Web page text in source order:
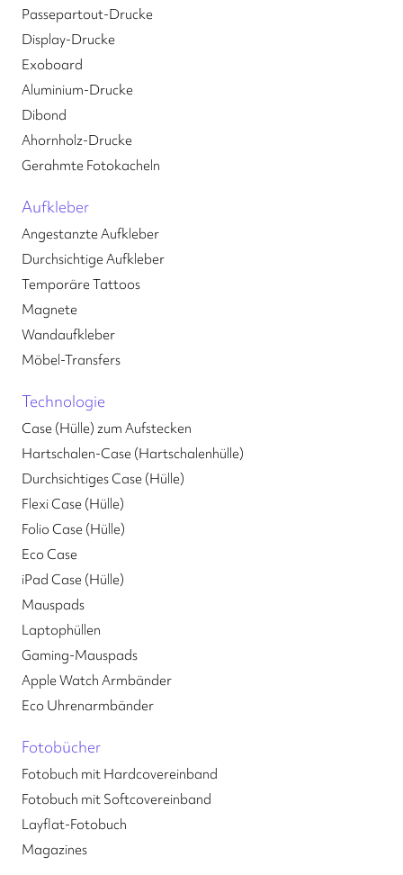
Passepartout-Drucke
Display-Drucke
Exoboard
Aluminium-Drucke
Dibond
Ahornholz-Drucke
Gerahmte Fotokacheln
Aufkleber
Angestanzte Aufkleber
Durchsichtige Aufkleber
Temporäre Tattoos
Magnete
Wandaufkleber
Möbel-Transfers
Technologie
Case (Hülle) zum Aufstecken
Hartschalen-Case (Hartschalenhülle)
Durchsichtiges Case (Hülle)
Flexi Case (Hülle)
Folio Case (Hülle)
Eco Case
iPad Case (Hülle)
Mauspads
Laptophüllen
Gaming-Mauspads
Apple Watch Armbänder
Eco Uhrenarmbänder
Fotobücher
Fotobuch mit Hardcovereinband
Fotobuch mit Softcovereinband
Layflat-Fotobuch
Magazines